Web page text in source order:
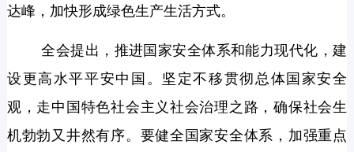
达峰，加快形成绿色生产生活方式。
全会提出，推进国家安全体系和能力现代化，建
设更高水平平安中国。坚定不移贯彻总体国家安全
观，走中国特色社会主义社会治理之路，确保社会生
机勃勃又井然有序。要健全国家安全体系，加强重点